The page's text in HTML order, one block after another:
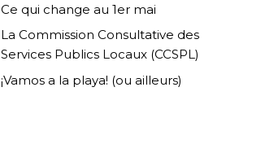
Ce qui change au 1er mai
La Commission Consultative des
Services Publics Locaux (CCSPL)
¡Vamos a la playa! (ou ailleurs)